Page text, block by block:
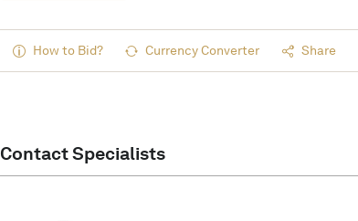
How to Bid? Currency Converter Share
Contact Specialists